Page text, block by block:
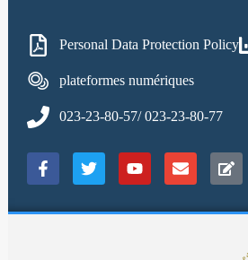
Personal Data Protection Policy
plateformes numériques
023-23-80-57/ 023-23-80-77